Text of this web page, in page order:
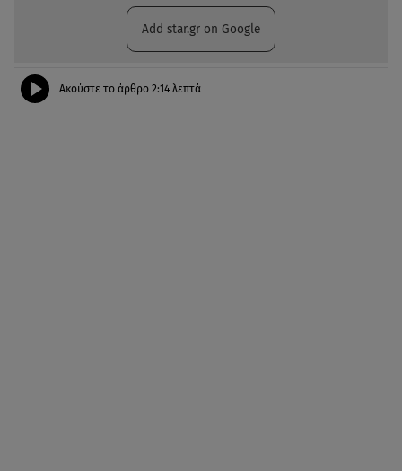
Add star.gr on Google
Ακούστε το άρθρο 2:14 λεπτά